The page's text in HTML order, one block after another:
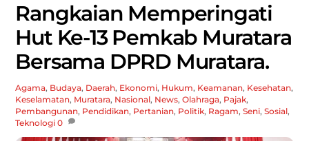
Rangkaian Memperingati
Hut Ke-13 Pemkab Muratara
Bersama DPRD Muratara.
Agama, Budaya, Daerah, Ekonomi, Hukum, Keamanan, Kesehatan,
Keselamatan, Muratara, Nasional, News,Olahraga, Pajak,
Pembangunan, Pendidikan, Pertanian, Politik, Ragam,Seni,Sosial,
Teknologi 0